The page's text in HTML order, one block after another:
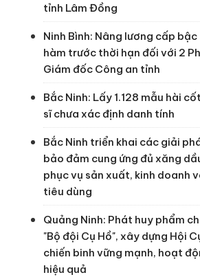
tỉnh Lâm Đồng
Ninh Bình: Nâng lương cấp bậc
hàm trước thời hạn đối với 2
Giám đốc Công an tỉnh
Bắc Ninh: Lấy 1.128 mẫu hài
sĩ chưa xác định danh tính
Bắc Ninh triển khai các giải
bảo đảm cung ứng đủ xăng
phục vụ sản xuất, kinh doanh
tiêu dùng
Quảng Ninh: Phát huy phẩm
"Bộ đội Cụ Hồ", xây dựng Hội
chiến binh vững mạnh, hoạt
hiệu quả